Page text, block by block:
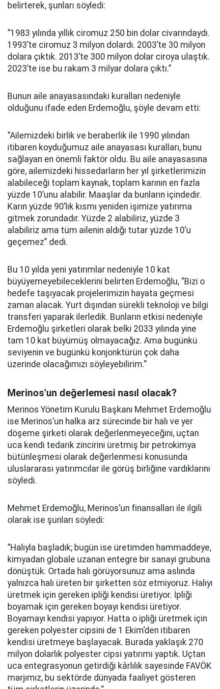
belirterek, şunları söyledi:
“1983 yılında yıllık ciromuz 250 bin dolar civarındaydı.
1993’te ciromuz 3 milyon dolardı. 2003’te 30 milyon
dolara çıktık. 2013’te 300 milyon dolar ciroya ulaştık.
2023’te ise bu rakam 3 milyar dolara çıktı.”
Bunun aile anayasasındaki kuralları nedeniyle
olduğunu ifade eden Erdemoğlu, şöyle devam etti:
“Ailemizdeki birlik ve beraberlik ile 1990 yılından
itibaren koyduğumuz aile anayasası kuralları, bunu
sağlayan en önemli faktör oldu. Bu aile anayasasına
göre, ailemizdeki hissedarların her yıl şirketlerimizin
alabileceği toplam kaynak, toplam karının en fazla
yüzde 10’unu alabilir. Maaşlar da bunların içindedir.
Karın yüzde 90’lık kısmı yeniden işimize yatırıma
gitmek zorundadır. Yüzde 2 alabiliriz, yüzde 3
alabiliriz ama tüm ailenin aldığı tutar yüzde 10’u
geçemez” dedi.
Bu 10 yılda yeni yatırımlar nedeniyle 10 kat
büyüyemeyebileceklerini belirten Erdemoğlu, “Bizi o
hedefe taşıyacak projelerimizin hayata geçmesi
zaman alacak. Yurt dışından sürekli teknoloji ve bilgi
transferi yaparak ilerledik. Bunların etkisi nedeniyle
Erdemoğlu şirketleri olarak belki 2033 yılında yine
tam 10 kat büyümüş olmayacağız. Ama bugünkü
seviyenin ve bugünkü konjonktürün çok daha
üzerinde olacağımızı söyleyebilirim.”
Merinos'un değerlemesi nasıl olacak?
Merinos Yönetim Kurulu Başkanı Mehmet Erdemoğlu
ise Merinos’un halka arz sürecinde bir halı ve yer
döşeme şirketi olarak değerlenmeyeceğini, uçtan
uca kendi tedarik zincirini üretmiş bir petrokimya
bütünleşmesi olarak değerlenmesi konusunda
uluslararası yatırımcılar ile görüş birliğine vardıklarını
söyledi.
Mehmet Erdemoğlu, Merinos’un finansalları ile ilgili
olarak ise şunları söyledi:
“Halıyla başladık; bugün ise üretimden hammaddeye,
kimyadan globale uzanan entegre bir sanayi grubuna
dönüştük. Ortada halı görüyorsunuz ama aslında
yalnızca halı üreten bir şirketten söz etmiyoruz. Halıyı
üretmek için gereken ipliği kendisi üretiyor. İpliği
boyamak için gereken boyayı kendisi üretiyor.
Boyamayı kendisi yapıyor. Hatta o ipliği üretmek için
gereken polyester cipsini de 1 Ekim’den itibaren
kendisi üretmeye başlayacak. Burada yaklaşık 270
milyon dolarlık polyester cipsi yatırımı yaptık. Uçtan
uca entegrasyonun getirdiği kârlılık sayesinde FAVÖK
marjımız, bu sektörde dünyada faaliyet gösteren